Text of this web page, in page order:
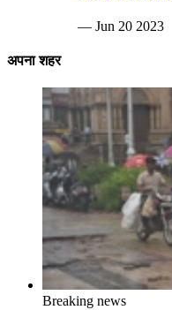
— Jun 20 2023
अपना शहर
Breaking news